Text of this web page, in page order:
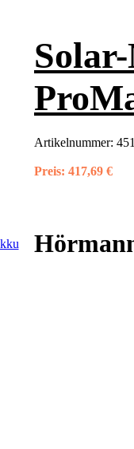
Artikelnummer:
Preis: 417,69 €